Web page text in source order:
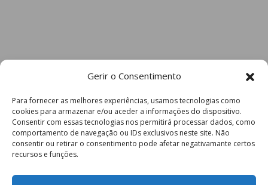
Gerir o Consentimento
Para fornecer as melhores experiências, usamos tecnologias como
cookies para armazenar e/ou aceder a informações do dispositivo.
Consentir com essas tecnologias nos permitirá processar dados, como
comportamento de navegação ou IDs exclusivos neste site. Não
consentir ou retirar o consentimento pode afetar negativamante certos
recursos e funções.